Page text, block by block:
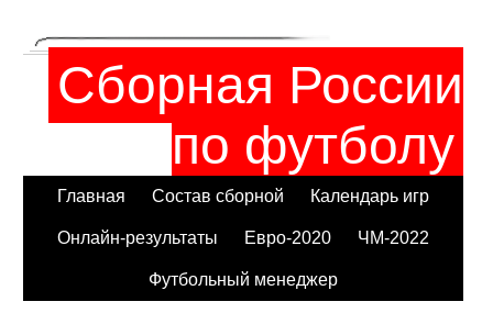
Сборная России
по футболу
Главная Состав сборной Календарь игр
Онлайн-результаты Евро-2020 ЧМ-2022
Футбольный менеджер